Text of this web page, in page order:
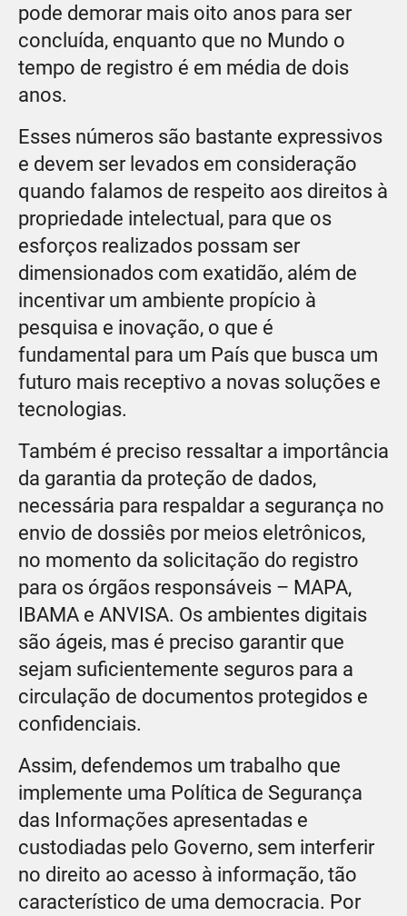
pode demorar mais oito anos para ser
concluída, enquanto que no Mundo o
tempo de registro é em média de dois
anos.
Esses números são bastante expressivos
e devem ser levados em consideração
quando falamos de respeito aos direitos à
propriedade intelectual, para que os
esforços realizados possam ser
dimensionados com exatidão, além de
incentivar um ambiente propício à
pesquisa e inovação, o que é
fundamental para um País que busca um
futuro mais receptivo a novas soluções e
tecnologias.
Também é preciso ressaltar a importância
da garantia da proteção de dados,
necessária para respaldar a segurança no
envio de dossiês por meios eletrônicos,
no momento da solicitação do registro
para os órgãos responsáveis – MAPA,
IBAMA e ANVISA. Os ambientes digitais
são ágeis, mas é preciso garantir que
sejam suficientemente seguros para a
circulação de documentos protegidos e
confidenciais.
Assim, defendemos um trabalho que
implemente uma Política de Segurança
das Informações apresentadas e
custodiadas pelo Governo, sem interferir
no direito ao acesso à informação, tão
característico de uma democracia. Por